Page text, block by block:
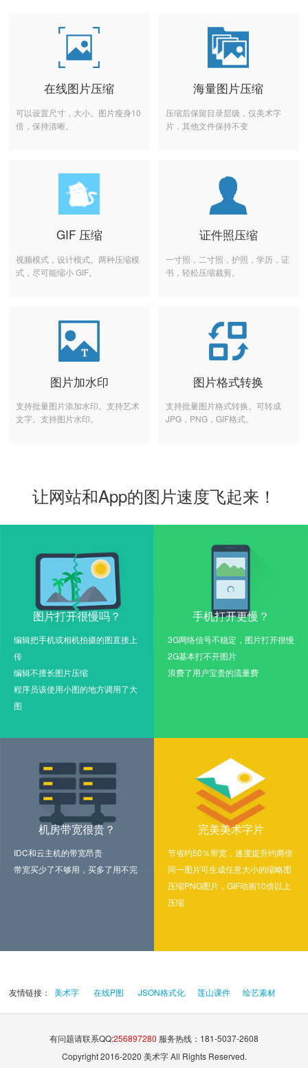
在线图片压缩
可以设置尺寸，大小。图片瘦身10
倍，保持清晰。
海量图片压缩
压缩后保留目录层级，仅美术字
片，其他文件保持不变
GIF 压缩
视频模式，设计模式。两种压缩模
式，尽可能缩小 GIF。
证件照压缩
一寸照，二寸照，护照，学历，证
书，轻松压缩裁剪。
图片加水印
支持批量图片添加水印。支持艺术
文字。支持图片水印。
图片格式转换
支持批量图片格式转换。可转成
JPG，PNG，GIF格式。
让网站和App的图片速度飞起来！
图片打开很慢吗？
编辑把手机或相机拍摄的图直接上
传
编辑不擅长图片压缩
程序员该使用小图的地方调用了大
图
手机打开更慢？
3G网络信号不稳定，图片打开很慢
2G基本打不开图片
浪费了用户宝贵的流量费
机房带宽很贵？
IDC和云主机的带宽昂贵
带宽买少了不够用，买多了用不完
完美美术字片
节省约50％带宽，速度提升约两倍
同一图片可生成任意大小的缩略图
压缩PNG图片，GIF动画10倍以上
压缩
友情链接：美术字 在线P图 JSON格式化 莲山课件 绘艺素材
有问题请联系QQ:256897280 服务热线：181-5037-2608
Copyright 2016-2020 美术字 All Rights Reserved.